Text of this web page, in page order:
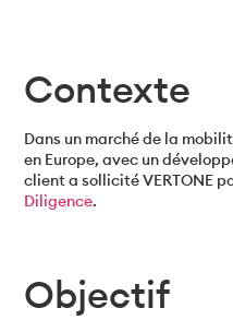
Contexte
Dans un marché de la
en Europe, avec un
client a sollicité VERTONE
Diligence.
Objectif